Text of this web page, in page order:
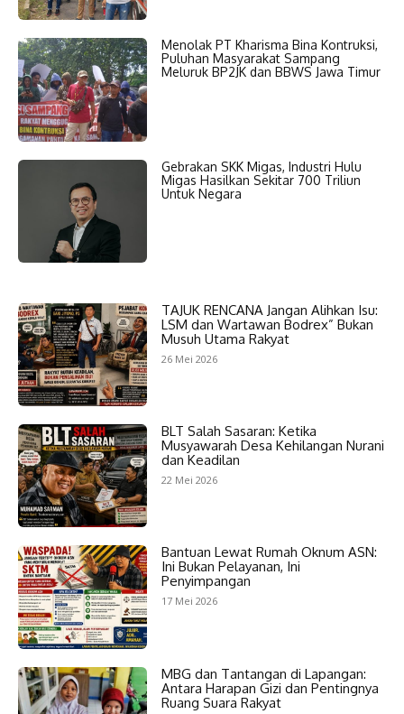
Menolak PT Kharisma Bina Kontruksi,
Puluhan Masyarakat Sampang
Meluruk BP2JK dan BBWS Jawa Timur
Gebrakan SKK Migas, Industri Hulu
Migas Hasilkan Sekitar 700 Triliun
Untuk Negara
TAJUK RENCANA Jangan Alihkan Isu:
LSM dan Wartawan Bodrex” Bukan
Musuh Utama Rakyat
26 Mei 2026
BLT Salah Sasaran: Ketika
Musyawarah Desa Kehilangan Nurani
dan Keadilan
22 Mei 2026
Bantuan Lewat Rumah Oknum ASN:
Ini Bukan Pelayanan, Ini
Penyimpangan
17 Mei 2026
MBG dan Tantangan di Lapangan:
Antara Harapan Gizi dan Pentingnya
Ruang Suara Rakyat